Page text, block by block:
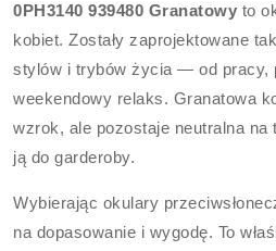
0PH3140 939480 Granatowy to
kobiet. Zostały zaprojektowane
stylów i trybów życia — od pracy,
weekendowy relaks. Granatowa
wzrok, ale pozostaje neutralna na
ją do garderoby.
Wybierając okulary
na dopasowanie i wygodę. To